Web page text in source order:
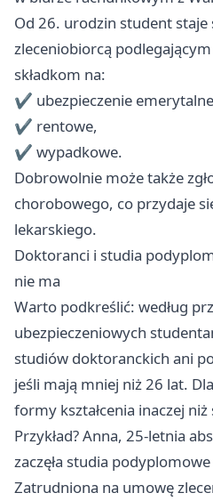
Od 26. urodzin student staje
zleceniobiorcą
składkom na:
✔️ ubezpieczenie
✔️ rentowe,
✔️ wypadkowe.
Dobrowolnie może także
chorobowego, co przydaje
lekarskiego.
Doktoranci i studia
nie ma
Warto podkreślić: według
ubezpieczeniowych
studiów doktoranckich ani
jeśli mają mniej niż 26 lat.
formy kształcenia inaczej
Przykład? Anna, 25-letnia
zaczęła studia
Zatrudniona na umowę